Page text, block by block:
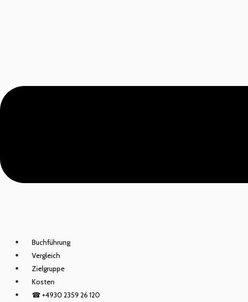
Buchführung
Vergleich
Zielgruppe
Kosten
☎ +4930 2359 26 120